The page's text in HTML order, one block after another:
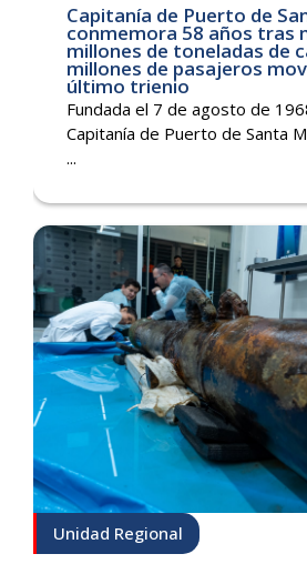
Capitanía de Puerto de
conmemora 58 años tras
millones de toneladas de
millones de pasajeros
último trienio
Fundada el 7 de agosto de
Capitanía de Puerto de Santa
...
Unidad Regional